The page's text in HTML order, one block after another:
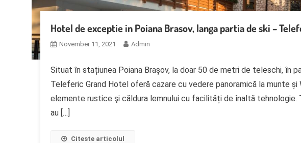
Hotel de exceptie in Poiana Brasov, langa partia de ski –
November 11, 2021 Admin
Situat în stațiunea Poiana Brașov, la doar 50 de metri de teleschi, în
Teleferic Grand Hotel oferă cazare cu vedere panoramică la munte
elemente rustice şi căldura lemnului cu facilități de înaltă
au […]
Citeste articolul